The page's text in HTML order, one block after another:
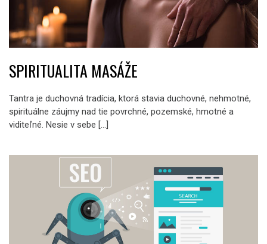
SPIRITUALITA MASÁŽE
Tantra je duchovná tradícia, ktorá stavia duchovné, nehmotné,
spirituálne záujmy nad tie povrchné, pozemské, hmotné a
viditeľné. Nesie v sebe […]